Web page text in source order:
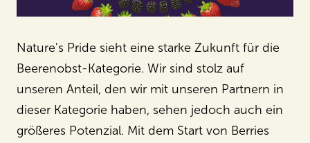
Nature's Pride sieht eine starke Zukunft für die
Beerenobst-Kategorie. Wir sind stolz auf
unseren Anteil, den wir mit unseren Partnern in
dieser Kategorie haben, sehen jedoch auch ein
größeres Potenzial. Mit dem Start von Berries